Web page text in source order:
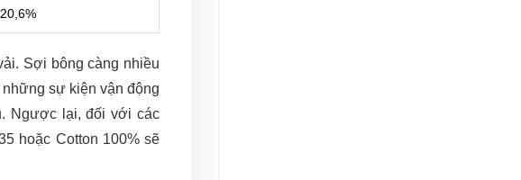
20,6%
Sợi bông càng nhiều
sự kiện vận động
Ngược lại, đối với các
hoặc Cotton 100% sẽ